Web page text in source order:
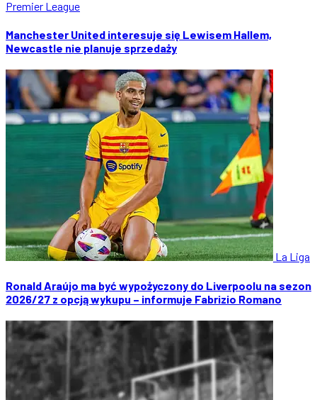
Premier League
Manchester United interesuje się Lewisem Hallem,
Newcastle nie planuje sprzedaży
La Liga
Ronald Araújo ma być wypożyczony do Liverpoolu na sezon
2026/27 z opcją wykupu – informuje Fabrizio Romano